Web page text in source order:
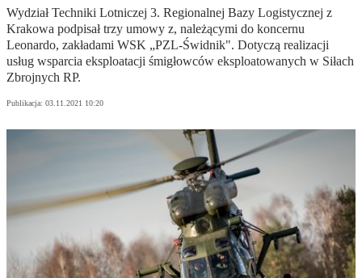
Wydział Techniki Lotniczej 3. Regionalnej Bazy Logistycznej z
Krakowa podpisał trzy umowy z, należącymi do koncernu
Leonardo, zakładami WSK „PZL-Świdnik". Dotyczą realizacji
usług wsparcia eksploatacji śmigłowców eksploatowanych w Siłach
Zbrojnych RP.
Publikacja: 03.11.2021 10:20